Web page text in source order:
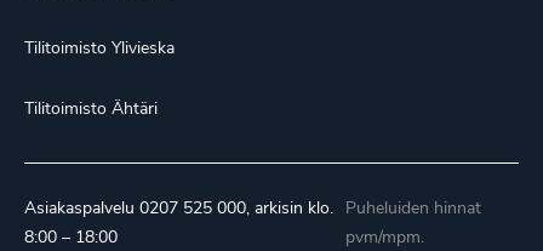
Tilitoimisto Ylivieska
Tilitoimisto Ähtäri
Asiakaspalvelu 0207 525 000, arkisin klo.
8:00 – 18:00
Puheluiden hinnat
pvm/mpm.